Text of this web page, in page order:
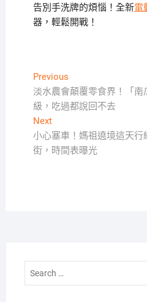
告別手洗牌的煩惱！全新電
器，輕鬆開戰！
文
章
導
覽
PreviousPrevious
post:
淡水農會顛覆零食界！「
級，吃過都說回不去
NextNext
post:
小心塞車！媽祖遶境這天
街，時間表曝光